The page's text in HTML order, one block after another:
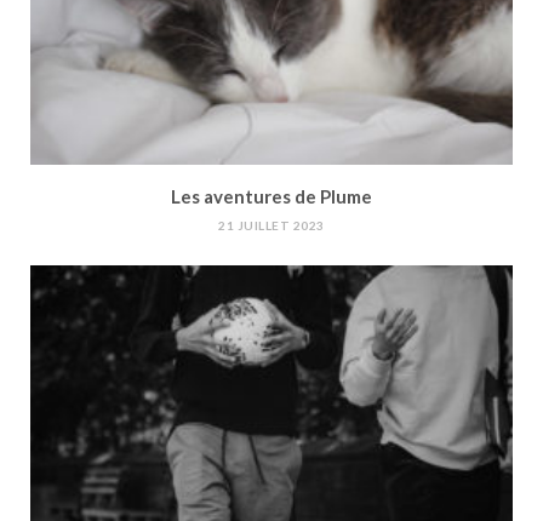
Les aventures de Plume
21 JUILLET 2023